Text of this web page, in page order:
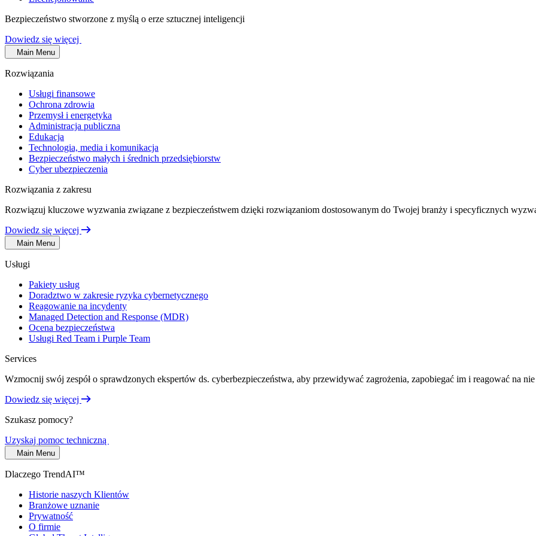
Bezpieczeństwo stworzone z myślą o erze sztucznej inteligencji
Dowiedz się więcej
Main Menu
Rozwiązania
Usługi finansowe
Ochrona zdrowia
Przemysł i energetyka
Administracja publiczna
Edukacja
Technologia, media i komunikacja
Bezpieczeństwo małych i średnich przedsiębiorstw
Cyber ubezpieczenia
Rozwiązania z zakresu
Rozwiązuj kluczowe wyzwania związane z bezpieczeństwem dzięki rozwiązaniom dostosowanym do Twojej branży i specyficznych
Dowiedz się więcej
Main Menu
Usługi
Pakiety usług
Doradztwo w zakresie ryzyka cybernetycznego
Reagowanie na incydenty
Managed Detection and Response (MDR)
Ocena bezpieczeństwa
Usługi Red Team i Purple Team
Services
Wzmocnij swój zespół o sprawdzonych ekspertów ds. cyberbezpieczeństwa, aby przewidywać zagrożenia, zapobiegać im i reagować na nie
Dowiedz się więcej
Szukasz pomocy?
Uzyskaj pomoc techniczną
Main Menu
Dlaczego TrendAI™
Historie naszych Klientów
Branżowe uznanie
Prywatność
O firmie